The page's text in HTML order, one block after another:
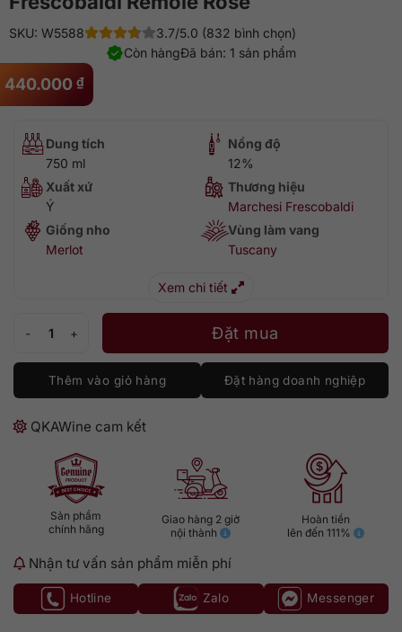
440.000 ₫
SKU: W5588
3.7/5.0 (832 bình chọn)
Đã bán: 1 sản phẩm
Còn hàng
Dung tích
750 ml
Nồng độ
12%
Xuất xứ
Ý
Thương hiệu
Marchesi Frescobaldi
Giống nho
Merlot
Vùng làm vang
Tuscany
Xem chi tiết
Đặt mua
Thêm vào giỏ hàng Đặt hàng doanh nghiệp
QKAWine cam kết
Sản phẩm
chính hãng
Giao hàng 2 giờ
nội thành
Hoàn tiền
lên đến 111%
Nhận tư vấn sản phẩm miễn phí
Hotline Zalo Messenger